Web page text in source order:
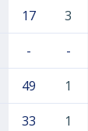
17 3
- -
49 1
33 1